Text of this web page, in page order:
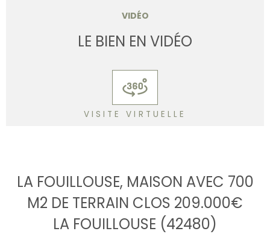
VIDÉO
LE BIEN EN VIDÉO
VISITE VIRTUELLE
LA FOUILLOUSE, MAISON AVEC 700
M2 DE TERRAIN CLOS 209.000€
LA FOUILLOUSE (42480)